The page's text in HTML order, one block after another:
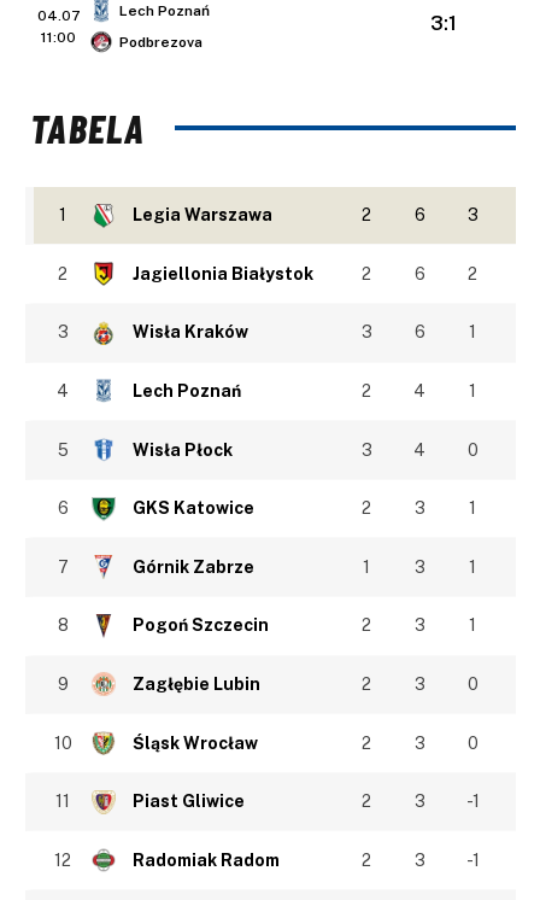
04.07
11:00
Lech Poznań
Podbrezova
3:1
TABELA
1 Legia Warszawa 2 6 3
2 Jagiellonia Białystok 2 6 2
3 Wisła Kraków 3 6 1
4 Lech Poznań 2 4 1
5 Wisła Płock 3 4 0
6 GKS Katowice 2 3 1
7 Górnik Zabrze 1 3 1
8 Pogoń Szczecin 2 3 1
9 Zagłębie Lubin 2 3 0
10 Śląsk Wrocław 2 3 0
11 Piast Gliwice 2 3 -1
12 Radomiak Radom 2 3 -1